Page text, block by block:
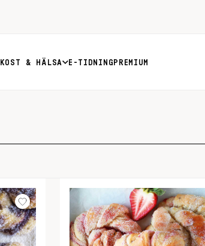
KOST & HÄLSA E-TIDNING PREMIUM